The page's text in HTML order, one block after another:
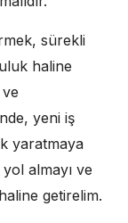
sürekli
haline
yeni iş
yaratmaya
almayı ve
getirelim.